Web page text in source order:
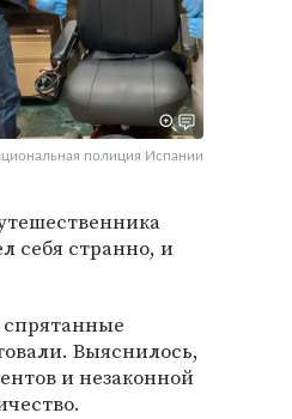
полиция Испании
себя странно, и
спрятанные
Выяснилось,
и незаконной